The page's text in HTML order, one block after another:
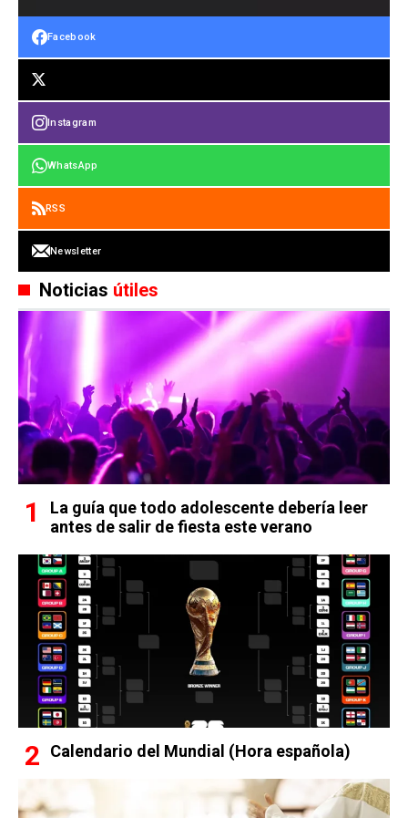
Facebook
Instagram
WhatsApp
RSS
Newsletter
Noticias útiles
La guía que todo adolescente debería leer
antes de salir de fiesta este verano
Calendario del Mundial (Hora española)